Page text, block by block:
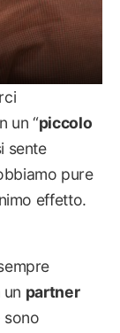
un “piccolo
sente
pure
effetto.
partner
sono